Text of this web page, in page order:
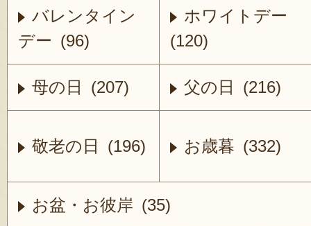
バレンタイン
デー (96)
ホワイトデー
(120)
母の日 (207) 父の日 (216)
敬老の日 (196) お歳暮 (332)
お盆・お彼岸 (35)